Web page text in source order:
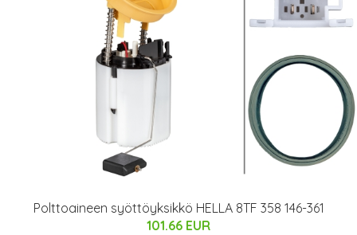
Polttoaineen syöttöyksikkö HELLA 8TF 358 146-361
101.66 EUR